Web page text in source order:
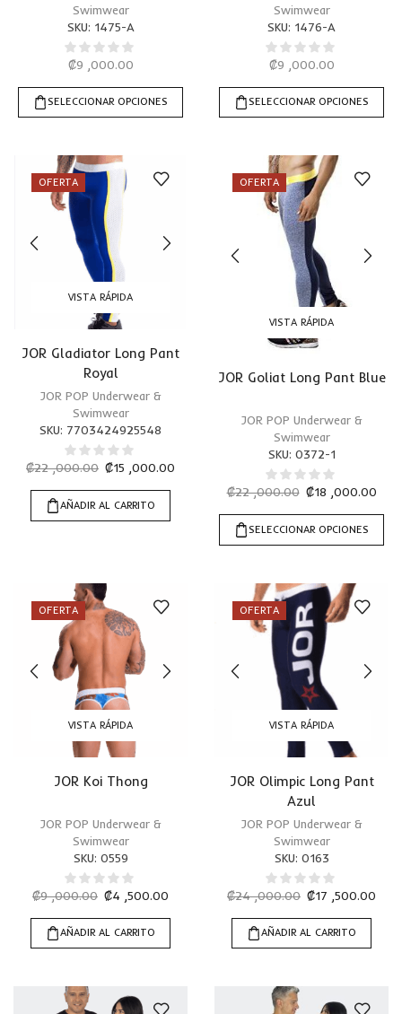
Swimwear
SKU: 1475-A
₡9 ,000.00
SELECCIONAR OPCIONES
Swimwear
SKU: 1476-A
₡9 ,000.00
SELECCIONAR OPCIONES
OFERTA
VISTA RÁPIDA
JOR Gladiator Long Pant
Royal
JOR POP Underwear &
Swimwear
SKU: 7703424925548
₡22 ,000.00 ₡15 ,000.00
AÑADIR AL CARRITO
OFERTA
VISTA RÁPIDA
JOR Goliat Long Pant Blue
JOR POP Underwear &
Swimwear
SKU: 0372-1
₡22 ,000.00 ₡18 ,000.00
SELECCIONAR OPCIONES
OFERTA
VISTA RÁPIDA
JOR Koi Thong
JOR POP Underwear &
Swimwear
SKU: 0559
₡9 ,000.00 ₡4 ,500.00
AÑADIR AL CARRITO
OFERTA
VISTA RÁPIDA
JOR Olimpic Long Pant
Azul
JOR POP Underwear &
Swimwear
SKU: 0163
₡24 ,000.00 ₡17 ,500.00
AÑADIR AL CARRITO